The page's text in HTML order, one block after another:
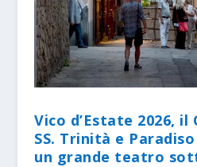
Vico d’Estate 2026,
SS. Trinità e
un grande teatro